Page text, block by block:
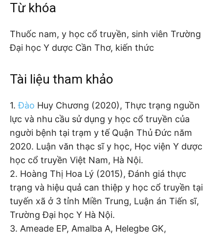
Từ khóa
Thuốc nam, y học cổ truyền, sinh viên Trường
Đại học Y dược Cần Thơ, kiến thức
Tài liệu tham khảo
1.Đào Huy Chương (2020), Thực trạng nguồn
lực và nhu cầu sử dụng y học cổ truyền của
người bệnh tại trạm y tế Quận Thủ Đức năm
2020. Luận văn thạc sĩ y học, Học viện Y dược
học cổ truyền Việt Nam, Hà Nội.
2. Hoàng Thị Hoa Lý (2015), Đánh giá thực
trạng và hiệu quả can thiệp y học cổ truyền tại
tuyến xã ở 3 tỉnh Miền Trung, Luận án Tiến sĩ,
Trường Đại học Y Hà Nội.
3. Ameade EP, Amalba A, Helegbe GK,